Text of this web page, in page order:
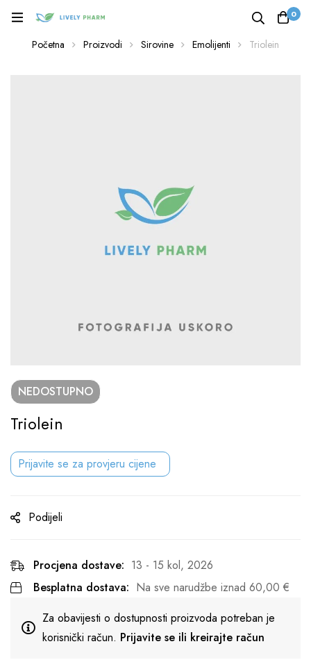
0
Početna Proizvodi Sirovine Emolijenti Triolein
NEDOSTUPNO
Triolein
Prijavite se za provjeru cijene
Podijeli
Procjena dostave: 13 - 15 kol, 2026
Besplatna dostava: Na sve narudžbe iznad 60,00 €
Za obavijesti o dostupnosti proizvoda potreban je
korisnički račun. Prijavite se ili kreirajte račun